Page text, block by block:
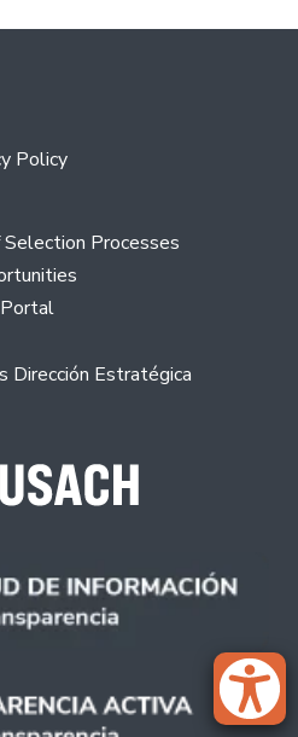
Policy
Processes
Dirección Estratégica